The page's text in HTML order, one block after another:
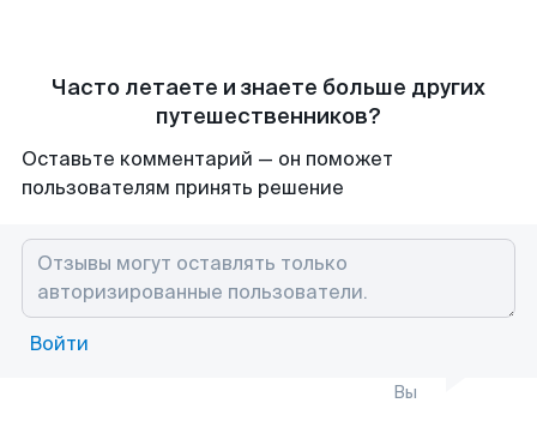
Часто летаете и знаете больше других
путешественников?
Оставьте комментарий — он поможет
пользователям принять решение
Войти
Вы